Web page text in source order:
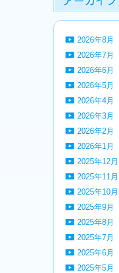
2026年8月
2026年7月
2026年6月
2026年5月
2026年4月
2026年3月
2026年2月
2026年1月
2025年12月
2025年11月
2025年10月
2025年9月
2025年8月
2025年7月
2025年6月
2025年5月